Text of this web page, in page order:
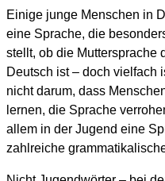
Einige junge Menschen in
eine Sprache, die
stellt, ob die Muttersprache
Deutsch ist – doch vielfach
nicht darum, dass
lernen, die Sprache
allem in der Jugend eine
zahlreiche